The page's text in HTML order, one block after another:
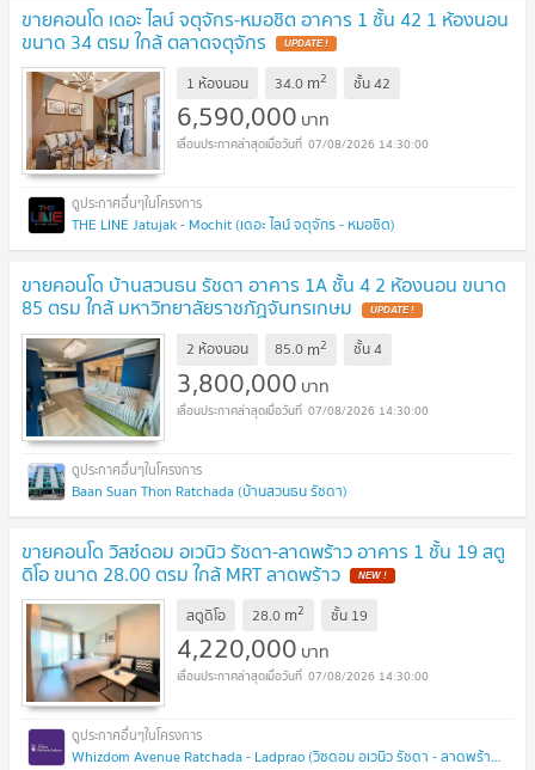
ขายคอนโด เดอะ ไลน์ จตุจักร-หมอชิต อาคาร 1 ชั้น 42 1 ห้องนอน
ขนาด 34 ตรม ใกล้ ตลาดจตุจักร
1 ห้องนอน 34.0 m2 ชั้น42
6,590,000 บาท
07/08/2026 14:30:00
THE LINE Jatujak - Mochit (เดอะ ไลน์ จตุจักร - หมอชิต)
ขายคอนโด บ้านสวนธน รัชดา อาคาร 1A ชั้น 4 2 ห้องนอน ขนาด
85 ตรม ใกล้ มหาวิทยาลัยราชภัฏจันทรเกษม
2 ห้องนอน 85.0 m2 ชั้น4
3,800,000 บาท
07/08/2026 14:30:00
Baan Suan Thon Ratchada (บ้านสวนธน รัชดา)
ขายคอนโด วิสซ์ดอม อเวนิว รัชดา-ลาดพร้าว อาคาร 1 ชั้น 19 สตู
ดิโอ ขนาด 28.00 ตรม ใกล้ MRT ลาดพร้าว
สตูดิโอ 28.0 m2 ชั้น 19
4,220,000 บาท
07/08/2026 14:30:00
Whizdom Avenue Ratchada - Ladprao (วิซดอม อเวนิว รัชดา - ลาดพร้าว)